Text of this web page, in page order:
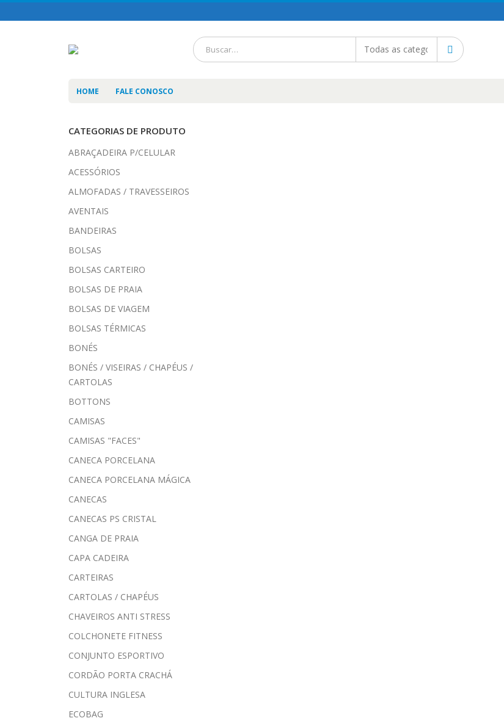
HOME FALE CONOSCO
CATEGORIAS DE PRODUTO
ABRAÇADEIRA P/CELULAR
ACESSÓRIOS
ALMOFADAS / TRAVESSEIROS
AVENTAIS
BANDEIRAS
BOLSAS
BOLSAS CARTEIRO
BOLSAS DE PRAIA
BOLSAS DE VIAGEM
BOLSAS TÉRMICAS
BONÉS
BONÉS / VISEIRAS / CHAPÉUS /
CARTOLAS
BOTTONS
CAMISAS
CAMISAS "FACES"
CANECA PORCELANA
CANECA PORCELANA MÁGICA
CANECAS
CANECAS PS CRISTAL
CANGA DE PRAIA
CAPA CADEIRA
CARTEIRAS
CARTOLAS / CHAPÉUS
CHAVEIROS ANTI STRESS
COLCHONETE FITNESS
CONJUNTO ESPORTIVO
CORDÃO PORTA CRACHÁ
CULTURA INGLESA
ECOBAG